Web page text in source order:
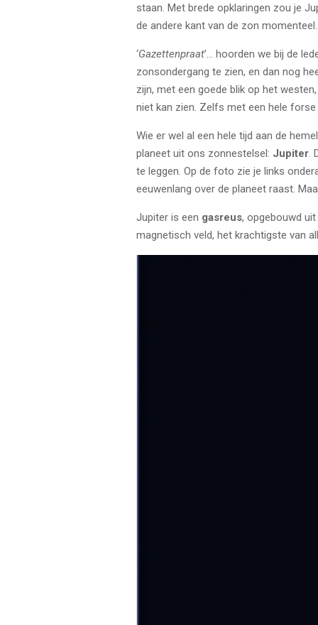
staan. Met brede opklaringen zou je
de andere kant van de zon momenteel.
‘Gazettenpraat’… hoorden we bij de
zonsondergang te zien, en dan nog
zijn, met een goede blik op het
niet kan zien. Zelfs met een hele
Wie er wel al een hele tijd aan de
planeet uit ons zonnestelsel: Jupiter.
te leggen. Op de foto zie je links
eeuwenlang over de planeet raast.
Jupiter is een gasreus, opgebouwd
magnetisch veld, het krachtigste van